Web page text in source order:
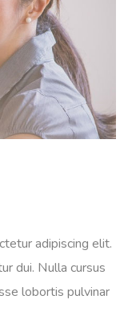
adipiscing elit.
dui. Nulla cursus
lobortis pulvinar